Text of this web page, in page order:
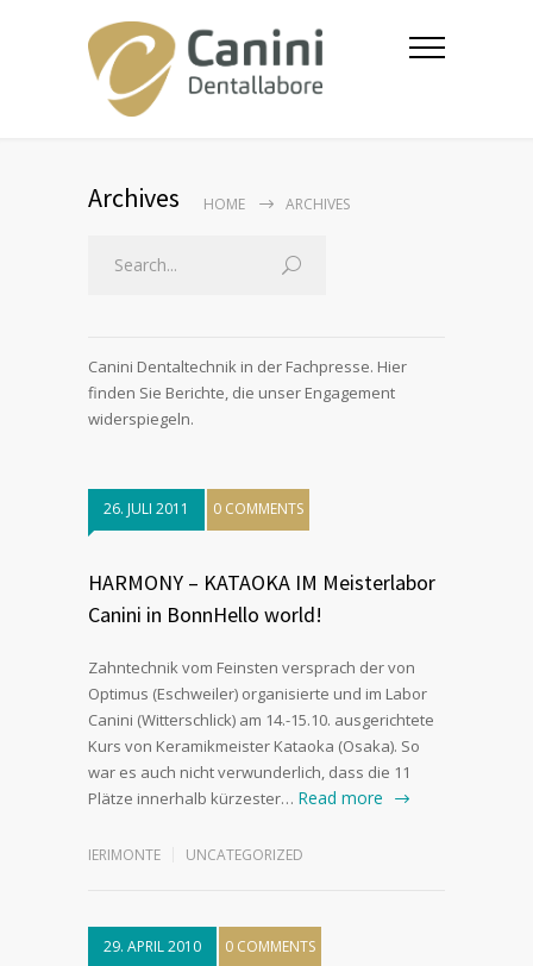
Archives HOME ARCHIVES
Canini Dentaltechnik in der Fachpresse. Hier
finden Sie Berichte, die unser Engagement
widerspiegeln.
26. JULI 2011 0 COMMENTS
HARMONY – KATAOKA IM Meisterlabor
Canini in BonnHello world!
Zahntechnik vom Feinsten versprach der von
Optimus (Eschweiler) organisierte und im Labor
Canini (Witterschlick) am 14.-15.10. ausgerichtete
Kurs von Keramikmeister Kataoka (Osaka). So
war es auch nicht verwunderlich, dass die 11
Plätze innerhalb kürzester… Read more
IERIMONTE UNCATEGORIZED
29. APRIL 2010 0 COMMENTS